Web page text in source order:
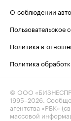
О соблюдении
Пользовательское
Политика в
Политика
© ООО
1995–2026.
агентства «РБК»
массовой